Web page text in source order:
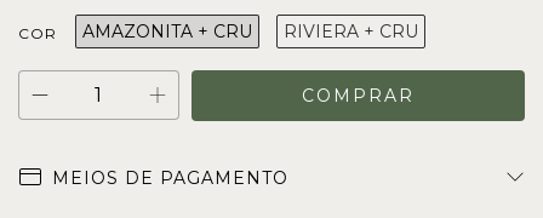
COR AMAZONITA + CRU RIVIERA + CRU
MEIOS DE PAGAMENTO